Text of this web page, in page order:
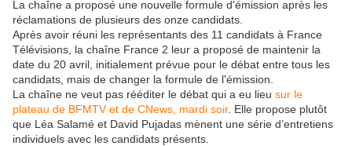
La chaîne a proposé une nouvelle formule d'émission après les
réclamations de plusieurs des onze candidats.
Après avoir réuni les représentants des 11 candidats à France
Télévisions, la chaîne France 2 leur a proposé de maintenir la
date du 20 avril, initialement prévue pour le débat entre tous les
candidats, mais de changer la formule de l'émission.
La chaîne ne veut pas rééditer le débat qui a eu lieu sur le
plateau de BFMTV et de CNews, mardi soir. Elle propose plutôt
que Léa Salamé et David Pujadas mènent une série d’entretiens
individuels avec les candidats présents.